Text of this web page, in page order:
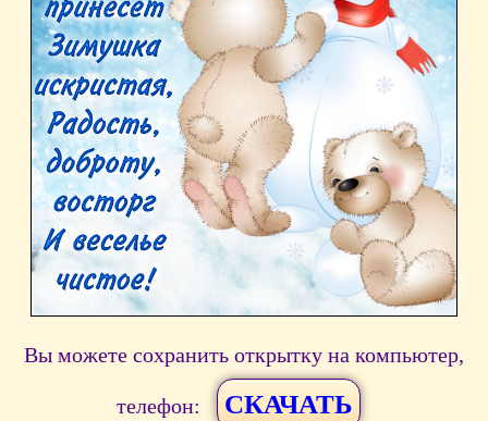
Вы можете сохранить открытку на компьютер,
телефон: СКАЧАТЬ